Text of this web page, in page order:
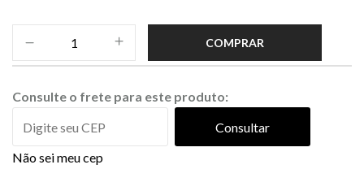
COMPRAR
Consulte o frete para este produto:
Consultar
Não sei meu cep